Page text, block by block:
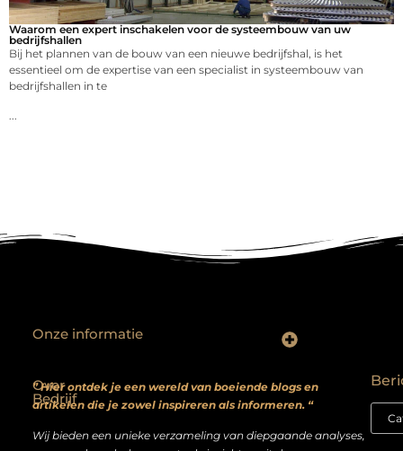
Waarom een expert inschakelen voor de systeembouw van uw
bedrijfshallen
Bij het plannen van de bouw van een nieuwe bedrijfshal, is het
essentieel om de expertise van een specialist in systeembouw van
bedrijfshallen in te
Over
Bedrijf
” Hier ontdek je een wereld van boeiende blogs en
artikelen die je zowel inspireren als informeren. “
Wij bieden een unieke verzameling van diepgaande analyses,
Onze informatie